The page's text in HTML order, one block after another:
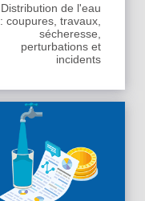
Distribution de l'eau
: coupures, travaux,
sécheresse,
perturbations et
incidents